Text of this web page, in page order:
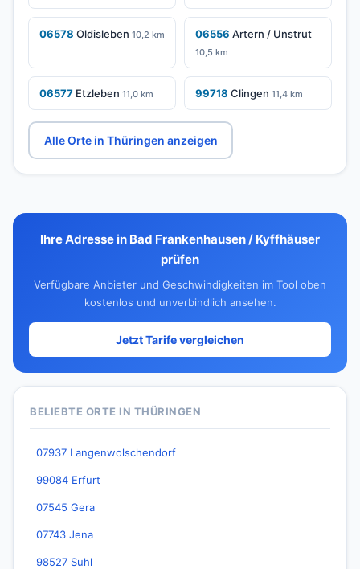
06578 Oldisleben 10,2 km 06556 Artern / Unstrut
10,5 km
06577 Etzleben 11,0 km 99718 Clingen 11,4 km
Alle Orte in Thüringen anzeigen
Ihre Adresse in Bad Frankenhausen / Kyffhäuser
prüfen
Verfügbare Anbieter und Geschwindigkeiten im Tool oben
kostenlos und unverbindlich ansehen.
Jetzt Tarife vergleichen
BELIEBTE ORTE IN THÜRINGEN
07937 Langenwolschendorf
99084 Erfurt
07545 Gera
07743 Jena
98527 Suhl